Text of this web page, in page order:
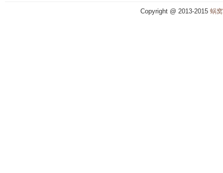
Copyright @ 2013-2015 蜗